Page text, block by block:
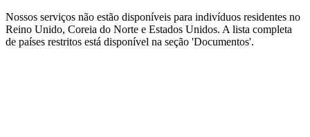
Nossos serviços não estão disponíveis para indivíduos residentes no
Reino Unido, Coreia do Norte e Estados Unidos. A lista completa
de países restritos está disponível na seção 'Documentos'.